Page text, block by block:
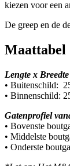
kiezen voor een
De greep en de
Maattabel
Lengte x
• Buitenschild:
• Binnenschild:
Gatenprofiel
• Bovenste
• Middelste
• Onderste